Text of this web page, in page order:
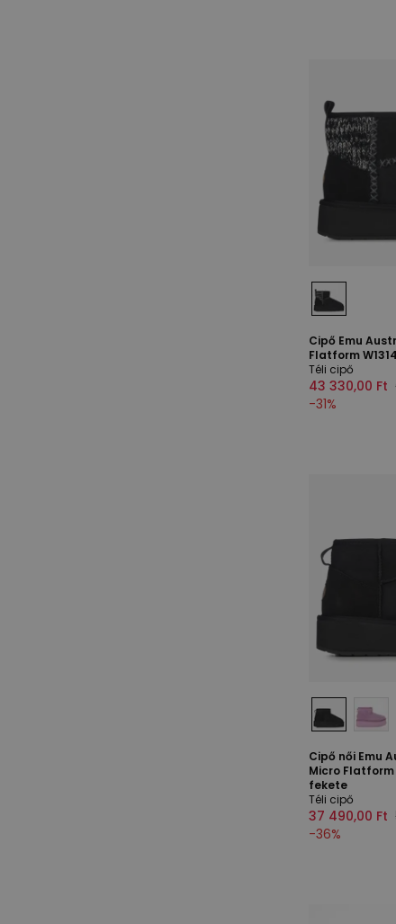
Cipő Emu
Flatform
Téli cipő
43 330,00 Ft
-31%
Cipő női Emu
Micro Flatform
fekete
Téli cipő
37 490,00 Ft
-36%